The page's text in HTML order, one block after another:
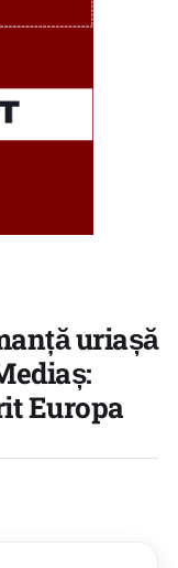
uriașă
Europa